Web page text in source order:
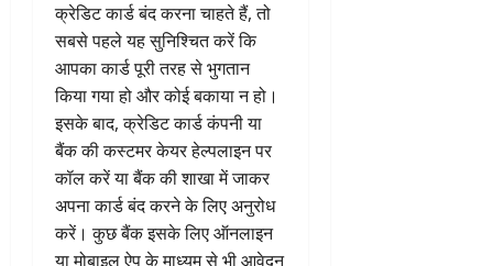
क्रेडिट कार्ड बंद करना चाहते हैं, तो
सबसे पहले यह सुनिश्चित करें कि
आपका कार्ड पूरी तरह से भुगतान
किया गया हो और कोई बकाया न हो।
इसके बाद, क्रेडिट कार्ड कंपनी या
बैंक की कस्टमर केयर हेल्पलाइन पर
कॉल करें या बैंक की शाखा में जाकर
अपना कार्ड बंद करने के लिए अनुरोध
करें। कुछ बैंक इसके लिए ऑनलाइन
या मोबाइल ऐप के माध्यम से भी आवेदन